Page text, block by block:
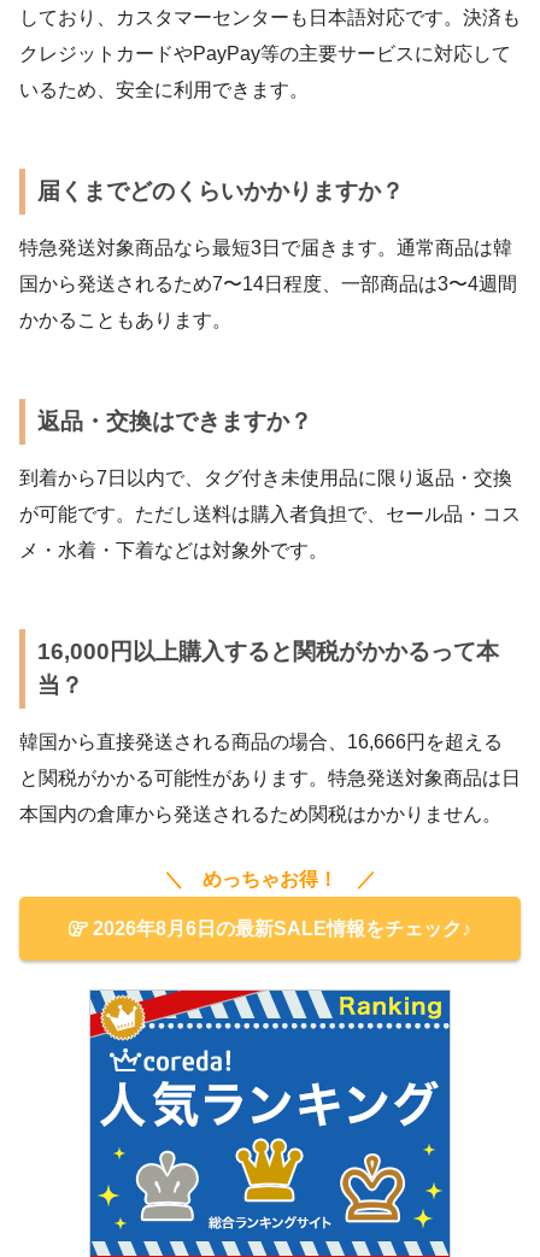
しており、カスタマーセンターも日本語対応です。決済も
クレジットカードやPayPay等の主要サービスに対応して
いるため、安全に利用できます。
届くまでどのくらいかかりますか？
特急発送対象商品なら最短3日で届きます。通常商品は韓
国から発送されるため7〜14日程度、一部商品は3〜4週間
かかることもあります。
返品・交換はできますか？
到着から7日以内で、タグ付き未使用品に限り返品・交換
が可能です。ただし送料は購入者負担で、セール品・コス
メ・水着・下着などは対象外です。
16,000円以上購入すると関税がかかるって本
当？
韓国から直接発送される商品の場合、16,666円を超える
と関税がかかる可能性があります。特急発送対象商品は日
本国内の倉庫から発送されるため関税はかかりません。
＼ めっちゃお得！ ／
2026年8月6日の最新SALE情報をチェック♪